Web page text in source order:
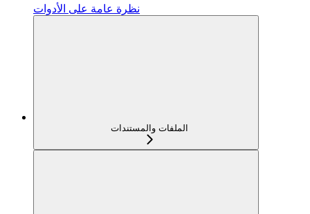
نظرة عامة على الأدوات
الملفات والمستندات